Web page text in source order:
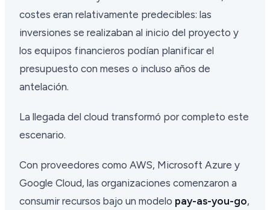
costes eran relativamente predecibles: las
inversiones se realizaban al inicio del proyecto y
los equipos financieros podían planificar el
presupuesto con meses o incluso años de
antelación.
La llegada del cloud transformó por completo este
escenario.
Con proveedores como AWS, Microsoft Azure y
Google Cloud, las organizaciones comenzaron a
consumir recursos bajo un modelo pay-as-you-go,